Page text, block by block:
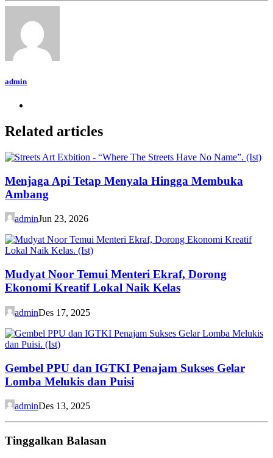
admin
Related articles
Menjaga Api Tetap Menyala Hingga Membuka
Ambang
adminJun 23, 2026
Mudyat Noor Temui Menteri Ekraf, Dorong
Ekonomi Kreatif Lokal Naik Kelas
adminDes 17, 2025
Gembel PPU dan IGTKI Penajam Sukses Gelar
Lomba Melukis dan Puisi
adminDes 13, 2025
Tinggalkan Balasan